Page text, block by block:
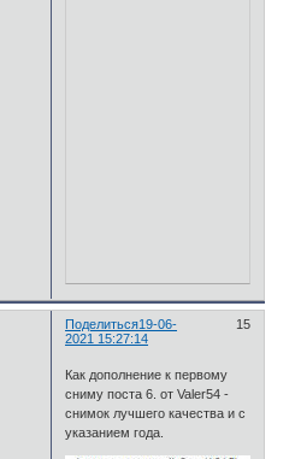
Поделиться 15
19-06-
2021 15:27:14
Как дополнение к первому
сниму поста 6. от Valer54 -
снимок лучшего качества и с
указанием года.